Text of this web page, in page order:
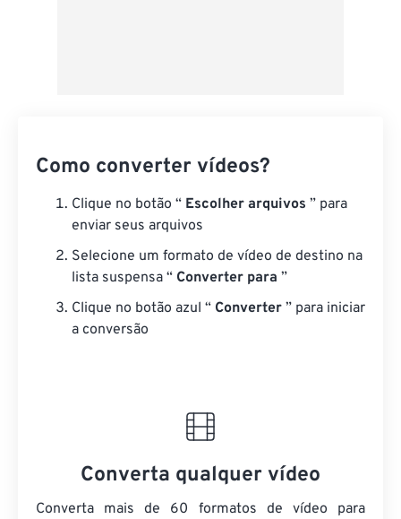
Como converter vídeos?
Clique no botão “ Escolher arquivos ” para
enviar seus arquivos
Selecione um formato de vídeo de destino na
lista suspensa “ Converter para ”
Clique no botão azul “ Converter ” para iniciar
a conversão
Converta qualquer vídeo
Converta mais de 60 formatos de vídeo para